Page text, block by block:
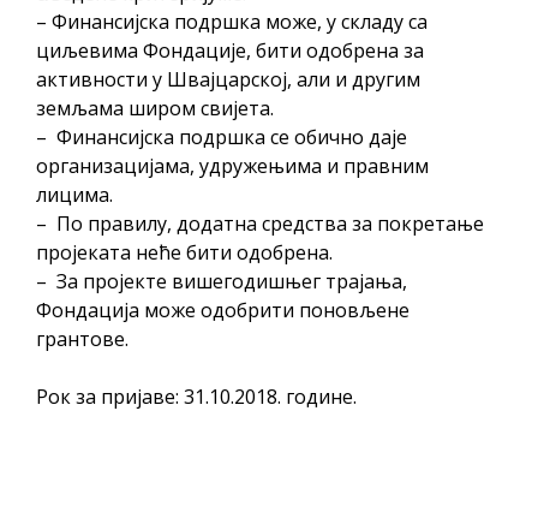
– Финансијска подршка може, у складу са
циљевима Фондације, бити одобрена за
активности у Швајцарској, али и другим
земљама широм свијета.
– Финансијска подршка се обично даје
организацијама, удружењима и правним
лицима.
– По правилу, додатна средства за покретање
пројеката неће бити одобрена.
– За пројекте вишегодишњег трајања,
Фондација може одобрити поновљене
грантове.
​Рок за пријаве: 31.10.2018. године.